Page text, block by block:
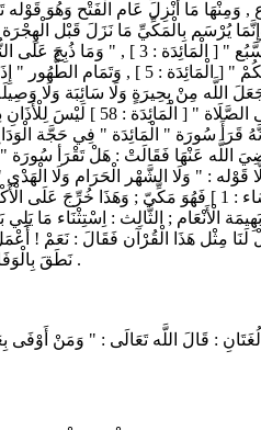
يُرْسَم بِالْمَكِّيِّ مَا نَزَلَ قَبْل
وَعَزَّ : " وَإِذَا
قَرَأَ سُورَة " الْمَائِدَة " فِي حَجَّة
عَنْهَا فَقَالَتْ : هَلْ تَقْرَأ سُورَة "
و " يَا أَيّهَا النَّاس " [ النِّسَاء : 1 ]
بَهِيمَة الْأَنْعَام ; الثَّالِث : اِسْتِثْنَاء
لَنَا مِثْل هَذَا الْقُرْآن فَقَالَ : نَعَمْ
نَطَقَ بِالْوَفَاءِ وَنَهَى عَنْ النَّكْث , وَحَلَّلَ تَحْلِيلًا عَامًّا , ثُمَّ اِسْتَثْنَى اِسْتِثْنَاء بَعْد اِسْتِثْنَاء , ثُمَّ أَخْبَرَ عَنْ قُدْرَته وَحِكْمَته فِي سَطْرَيْنِ , وَلَا يَقْدِر أَحَد أَنْ يَأْتِيَ بِهَذَا إِلَّا فِي أَجْلَاد .